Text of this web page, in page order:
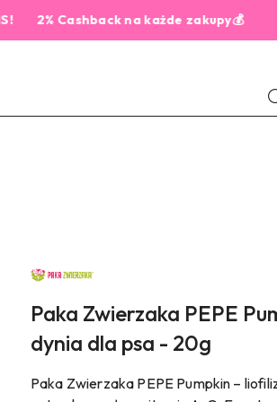
Cashback na każde zakupy💰
NAZWA
PRODUCENTA:
ZWIERZAKA
Paka Zwierzaka PEPE
dynia dla psa - 20g
Paka Zwierzaka PEPE Pumpkin –